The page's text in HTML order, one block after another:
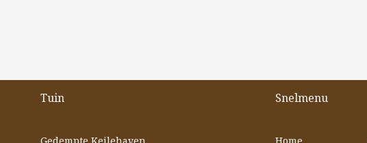
Tuin Snelmenu